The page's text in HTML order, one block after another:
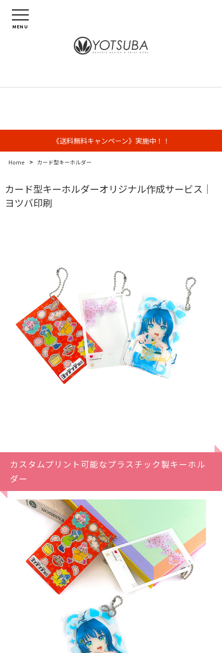
MENU
《送料無料キャンペーン》実施中！！
Home > カード型キーホルダー
カード型キーホルダーオリジナル作成サービス｜
ヨツバ印刷
カスタムプリント可能なプラスチック製キーホル
ダー